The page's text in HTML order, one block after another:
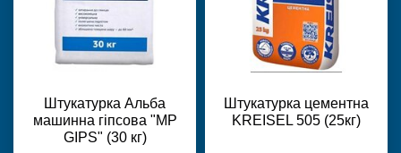
Штукатурка Альба
машинна гіпсова "MP
GIPS" (30 кг)
Штукатурка цементна
KREISEL 505 (25кг)